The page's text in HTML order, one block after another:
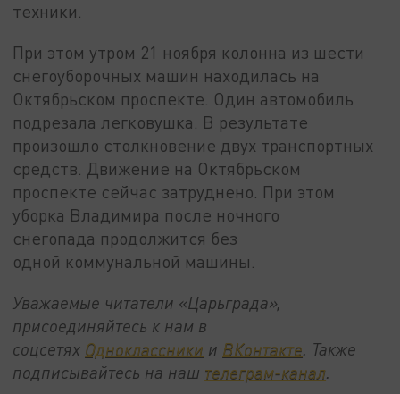
техники.
При этом утром 21 ноября колонна из шести
снегоуборочных машин находилась на
Октябрьском проспекте. Один автомобиль
подрезала легковушка. В результате
произошло столкновение двух транспортных
средств. Движение на Октябрьском
проспекте сейчас затруднено. При этом
уборка Владимира после ночного
снегопада продолжится без
одной коммунальной машины.
Уважаемые читатели «Царьграда»,
присоединяйтесь к нам в
соцсетях Одноклассники и ВКонтакте. Также
подписывайтесь на наш телеграм-канал.